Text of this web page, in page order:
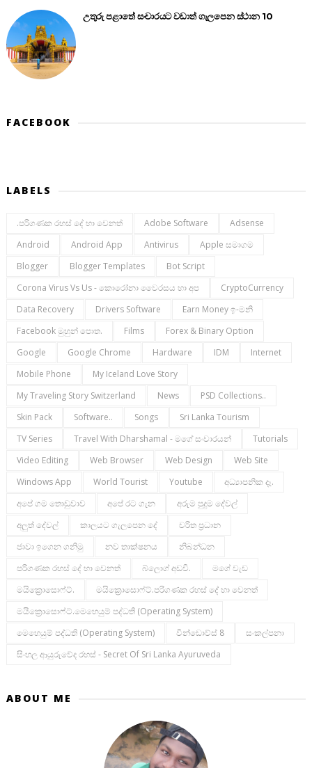
උතුරු පළාතේ සංචාරයට වඩාත් ගැලපෙන ස්ථාන 10
FACEBOOK
LABELS
.පරිගණක රහස් දේ හා වෙනත් Adobe Software
Adsense
Android
Android App Antivirus
Apple සමාගම
Blogger
Blogger Templates
Bot Script
Corona Virus Vs Us - කොරෝනා වෛරසය හා අප
CryptoCurrency
Data Recovery
Drivers Software
Earn Money ඉ-මනි
Facebook මුහුන් පොත.
Films
Forex & Binary Option
Google
Google Chrome Hardware IDM
Internet
Mobile Phone
My Iceland Love Story
My Traveling Story Switzerland
News
PSD Collections..
Skin Pack
Software.. Songs
Sri Lanka Tourism
TV Series
Travel With Dharshamal - මගේ සංචාරයන්
Tutorials
Video Editing
Web Browser Web Design
Web Site
Windows App
World Tourist Youtube
අධ්‍යාපනික දෑ.
අපේ ගම තොඩුවාව
අපේ රට ගැන
අරුම පුදුම දේවල්
අලුත් දේවල්
කාලයට ගැලපෙන දේ
චරිත ප්‍රධාන
ජාවා ඉගෙන ගනිමු
නව තාක්ෂනය
නිබන්ධන
පරිගණක රහස් දේ හා වෙනත්
බ්ලොග් අඩවි.
මගේ වැඩ
මයික්‍රොසොෆ්ට්.
මයික්‍රොසොෆ්ට්.පරිගණක රහස් දේ හා වෙනත්
මයික්‍රොසොෆ්ට්.මෙහෙයුම් පද්ධති (operating System)
මෙහෙයුම් පද්ධති (operating System)
වින්ඩොව්ස් 8
සංකල්පනා
සිංහල ආයුරුවේද රහස් - Secret Of Sri Lanka Ayuruveda
ABOUT ME